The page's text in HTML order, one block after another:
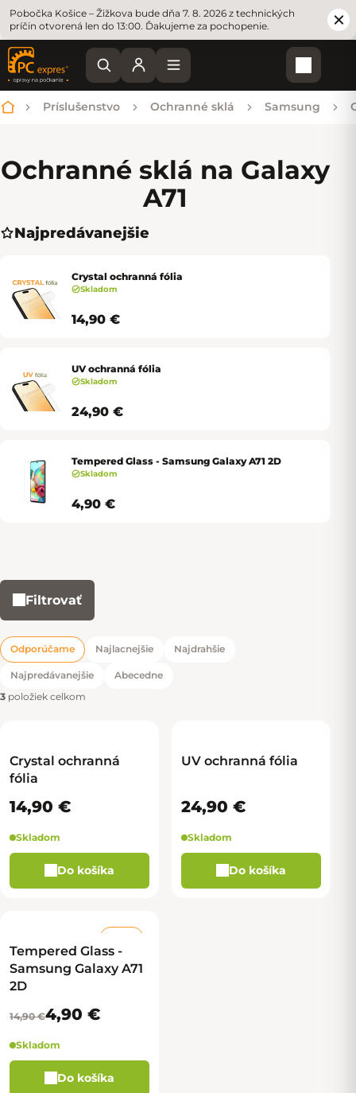
Pobočka Košice – Žižkova bude dňa 7. 8. 2026 z technických
príčin otvorená len do 13:00. Ďakujeme za pochopenie.
Domov
Príslušenstvo Ochranné sklá Samsung
Ochranné sklá na Galaxy
A71
Najpredávanejšie
Crystal ochranná fólia
Skladom
14,90 €
UV ochranná fólia
Skladom
24,90 €
Tempered Glass - Samsung Galaxy A71 2D
Skladom
4,90 €
Filtrovať
Radenie produktov
Odporúčame Najlacnejšie Najdrahšie
Najpredávanejšie
Abecedne
3 položiek celkom
Výpis produktov
Crystal ochranná
fólia
14,90 €
Skladom
Do košíka
UV ochranná fólia
24,90 €
Skladom
Do košíka
Tempered Glass -
Samsung Galaxy A71
2D
14,90 €4,90 €
Skladom
Do košíka